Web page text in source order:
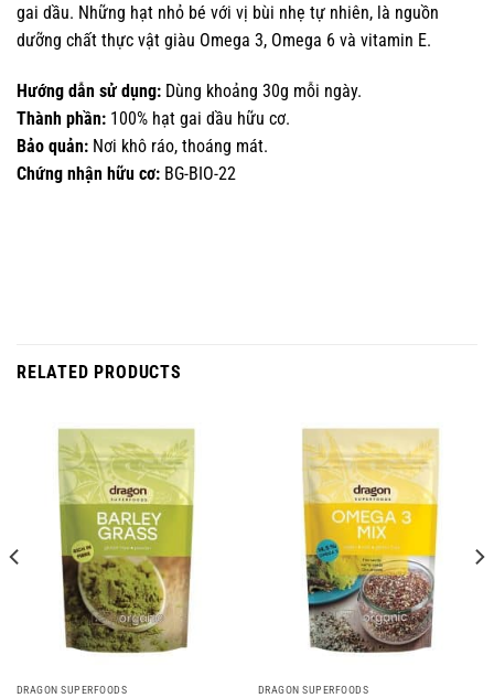
gai dầu. Những hạt nhỏ bé với vị bùi nhẹ tự nhiên, là nguồn
dưỡng chất thực vật giàu Omega 3, Omega 6 và vitamin E.
Hướng dẫn sử dụng: Dùng khoảng 30g mỗi ngày.
Thành phần: 100% hạt gai dầu hữu cơ.
Bảo quản: Nơi khô ráo, thoáng mát.
Chứng nhận hữu cơ: BG-BIO-22
RELATED PRODUCTS
DRAGON SUPERFOODS DRAGON SUPERFOODS